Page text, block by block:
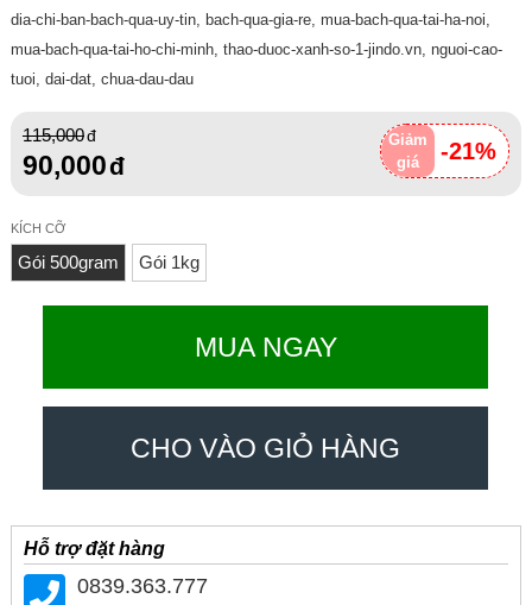
dia-chi-ban-bach-qua-uy-tin, bach-qua-gia-re, mua-bach-qua-tai-ha-noi,
mua-bach-qua-tai-ho-chi-minh, thao-duoc-xanh-so-1-jindo.vn, nguoi-cao-
tuoi, dai-dat, chua-dau-dau
Giảm
giá
-21%
115,000
90,000
KÍCH CỠ
Gói 500gram Gói 1kg
MUA NGAY
CHO VÀO GIỎ HÀNG
Hỗ trợ đặt hàng
0839.363.777